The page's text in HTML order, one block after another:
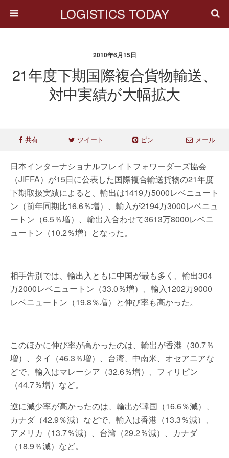
LOGISTICS TODAY
2010年6月15日
21年度下期国際複合貨物輸送、
対中実績が大幅拡大
共有 ツイート ピン メール
日本インターナショナルフレイトフォワーダーズ協会
（JIFFA）が15日に公表した国際複合輸送貨物の21年度
下期取扱実績によると、輸出は1419万5000レベニュート
ン（前年同期比16.6％増）、輸入が2194万3000レベニュ
ートン（6.5％増）、輸出入合わせて3613万8000レベニ
ュートン（10.2％増）となった。
相手告別では、輸出入ともに中国が最も多く、輸出304
万2000レベニュートン（33.0％増）、輸入1202万9000
レベニュートン（19.8％増）と伸び率も高かった。
このほかに伸び率が高かったのは、輸出が香港（30.7％
増）、タイ（46.3％増）、台湾、中南米、オセアニアな
どで、輸入はマレーシア（32.6％増）、フィリピン
（44.7％増）など。
逆に減少率が高かったのは、輸出が韓国（16.6％減）、
カナダ（42.9％減）などで、輸入は香港（13.3％減）、
アメリカ（13.7％減）、台湾（29.2％減）、カナダ
（18.9％減）など。